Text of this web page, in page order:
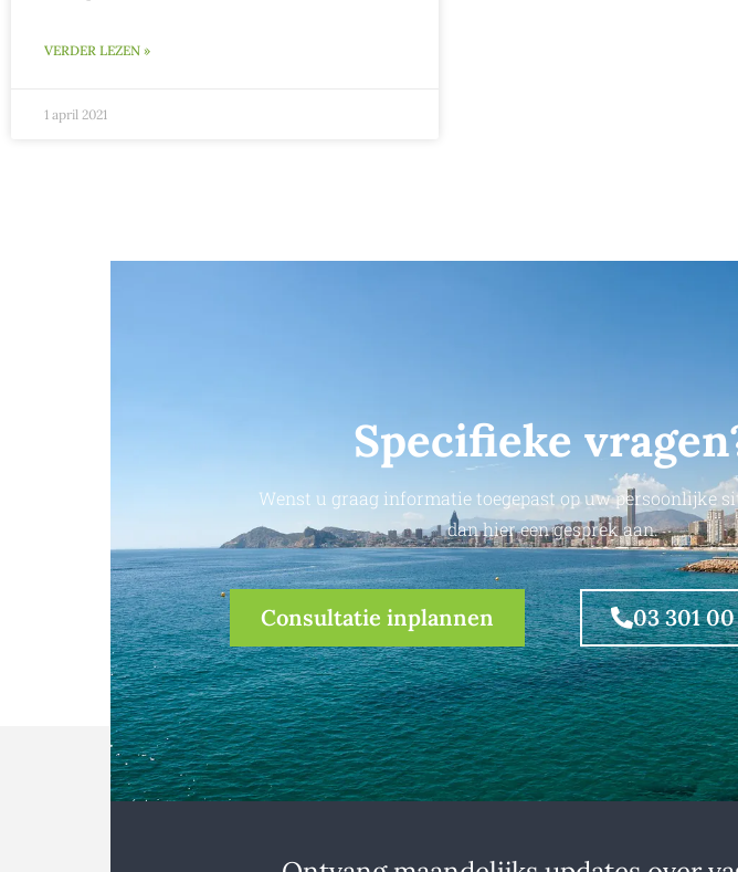
VERDER LEZEN »
1 april 2021
Specifieke
Wenst u graag informatie toegepast op uw persoonlijke
dan hier een gesprek aan.
Consultatie inplannen 03 301